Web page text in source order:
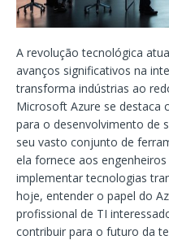
A revolução tecnológica
avanços significativos na
transforma indústrias ao
Microsoft Azure se destaca
para o desenvolvimento de
seu vasto conjunto de
ela fornece aos
implementar tecnologias
hoje, entender o papel do
profissional de TI
contribuir para o futuro da